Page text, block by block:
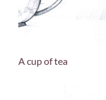
A cup of tea